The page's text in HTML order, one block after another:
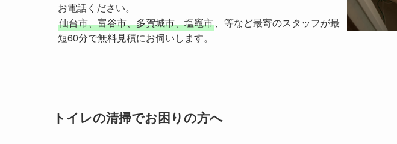
仙台市、富谷市、多賀城市、塩竈市、等など最寄のスタッフが最
短60分で無料見積にお伺いします。
トイレの清掃でお困りの方へ